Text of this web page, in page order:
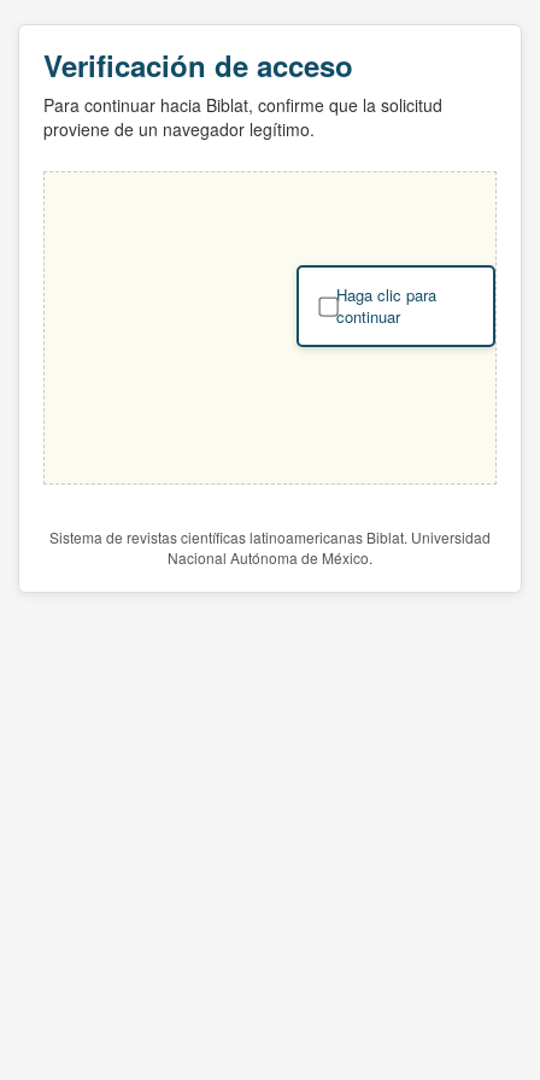
Verificación de acceso
Para continuar hacia Biblat, confirme que la solicitud
proviene de un navegador legítimo.
Haga clic para
continuar
Sistema de revistas científicas latinoamericanas Biblat. Universidad
Nacional Autónoma de México.